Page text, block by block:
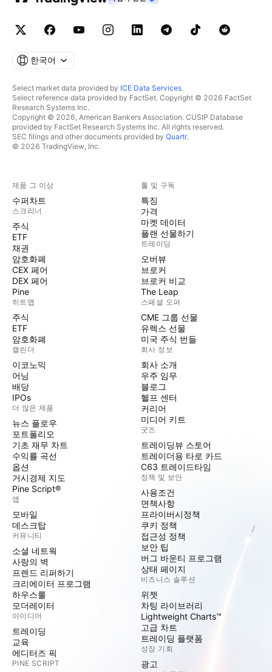
한국어
Select market data provided by ICE Data Services.
Select reference data provided by FactSet. Copyright © 2026 FactSet
Research Systems Inc.
Copyright © 2026, American Bankers Association. CUSIP Database
provided by FactSet Research Systems Inc. All rights reserved.
SEC filings and other documents provided by Quartr.
© 2026 TradingView, Inc.
제품 그 이상
수퍼차트
스크리너
주식
ETF
채권
암호화폐
CEX 페어
DEX 페어
Pine
히트맵
주식
ETF
암호화폐
캘린더
이코노믹
어닝
배당
IPOs
더 많은 제품
뉴스 플로우
포트폴리오
기초 재무 차트
수익률 곡선
옵션
거시경제 지도
Pine Script®
앱
모바일
데스크탑
커뮤니티
소셜 네트웍
사랑의 벽
프렌드 리퍼하기
크리에이터 프로그램
하우스룰
모더레이터
아이디어
트레이딩
교육
에디터즈 픽
PINE SCRIPT
툴 및 구독
특징
가격
마켓 데이터
플랜 선물하기
트레이딩
오버뷰
브로커
브로커 비교
The Leap
스페셜 오퍼
CME 그룹 선물
유렉스 선물
미국 주식 번들
회사 정보
회사 소개
우주 임무
블로그
헬프 센터
커리어
미디어 키트
굿즈
트레이딩뷰 스토어
트레이더용 타로 카드
C63 트레이드타임
정책 및 보안
사용조건
면책사항
프라이버시정책
쿠키 정책
접근성 정책
보안 팁
버그 바운티 프로그램
상태 페이지
비즈니스 솔루션
위젯
차팅 라이브러리
Lightweight Charts™
고급 차트
트레이딩 플랫폼
성장 기회
광고